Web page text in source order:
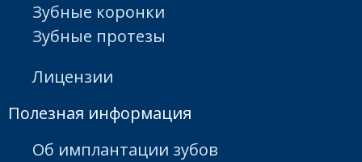
Зубные коронки
Зубные протезы
Лицензии
Полезная информация
Об имплантации зубов